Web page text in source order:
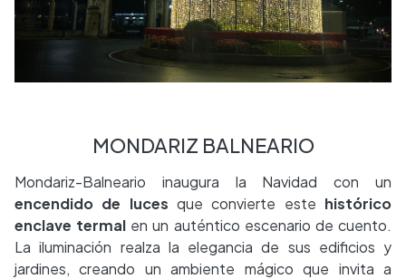
MONDARIZ BALNEARIO
Mondariz-Balneario inaugura la Navidad con un
encendido de luces que convierte este histórico
enclave termal en un auténtico escenario de cuento.
La iluminación realza la elegancia de sus edificios y
jardines, creando un ambiente mágico que invita a